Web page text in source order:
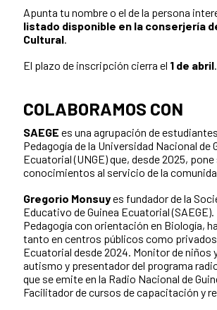
Apunta tu nombre o el de la persona
listado disponible en la conserjería
Cultural.
El plazo de inscripción cierra el 1 de abril.
COLABORAMOS CON
SAEGE es una agrupación de
Pedagogía de la Universidad Nacional de
Ecuatorial (UNGE) que, desde 2025, pone
conocimientos al servicio de la
Gregorio Monsuyes fundador de la
Educativo de Guinea Ecuatorial
Pedagogía con orientación en Biología,
tanto en centros públicos como privados
Ecuatorial desde 2024. Monitor de niños
autismo y presentador del programa
que se emite en la Radio Nacional de
Facilitador de cursos de capacitación y